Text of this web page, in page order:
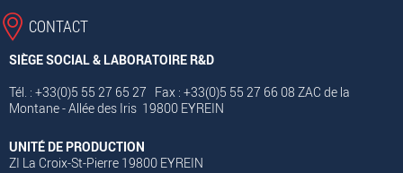
CONTACT
SIÈGE SOCIAL & LABORATOIRE R&D
Tél. : +33(0)5 55 27 65 27 Fax : +33(0)5 55 27 66 08 ZAC de la
Montane - Allée des Iris 19800 EYREIN
UNITÉ DE PRODUCTION
ZI La Croix-St-Pierre 19800 EYREIN